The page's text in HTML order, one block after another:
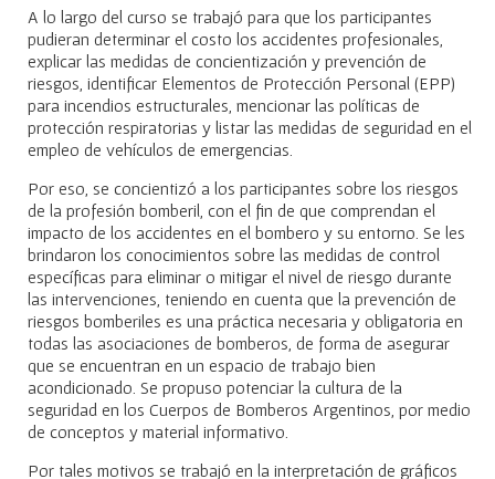
A lo largo del curso se trabajó para que los participantes
pudieran determinar el costo los accidentes profesionales,
explicar las medidas de concientización y prevención de
riesgos, identificar Elementos de Protección Personal (EPP)
para incendios estructurales, mencionar las políticas de
protección respiratorias y listar las medidas de seguridad en el
empleo de vehículos de emergencias.
Por eso, se concientizó a los participantes sobre los riesgos
de la profesión bomberil, con el fin de que comprendan el
impacto de los accidentes en el bombero y su entorno. Se les
brindaron los conocimientos sobre las medidas de control
específicas para eliminar o mitigar el nivel de riesgo durante
las intervenciones, teniendo en cuenta que la prevención de
riesgos bomberiles es una práctica necesaria y obligatoria en
todas las asociaciones de bomberos, de forma de asegurar
que se encuentran en un espacio de trabajo bien
acondicionado. Se propuso potenciar la cultura de la
seguridad en los Cuerpos de Bomberos Argentinos, por medio
de conceptos y material informativo.
Por tales motivos se trabajó en la interpretación de gráficos